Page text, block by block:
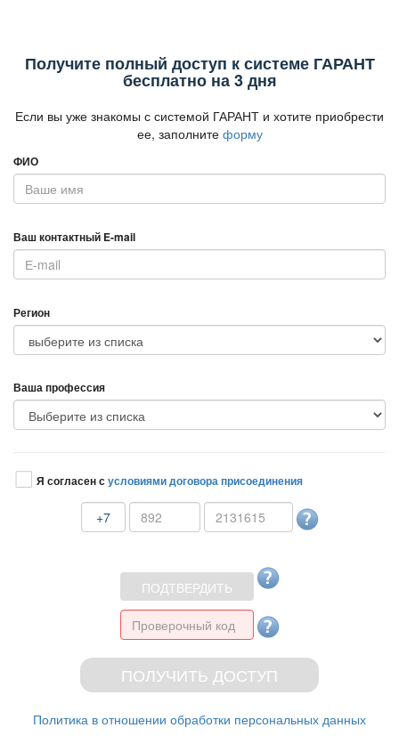
Получите полный доступ к системе ГАРАНТ
есплатно на 3 дня
Если вы уже знакомы с системой ГАРАНТ и хотите приобрести
ее, заполните форму
ФИО
аш контактный E-mail
Регион
аша профессия
Я согласен сусловиями договора присоединения
+7
Политика в отношении обработки персональных данных